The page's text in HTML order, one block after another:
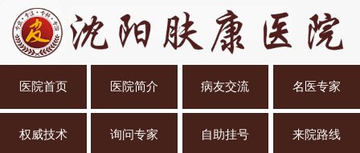
医院首页 医院简介 病友交流 名医专家
权威技术 询问专家 自助挂号 来院路线